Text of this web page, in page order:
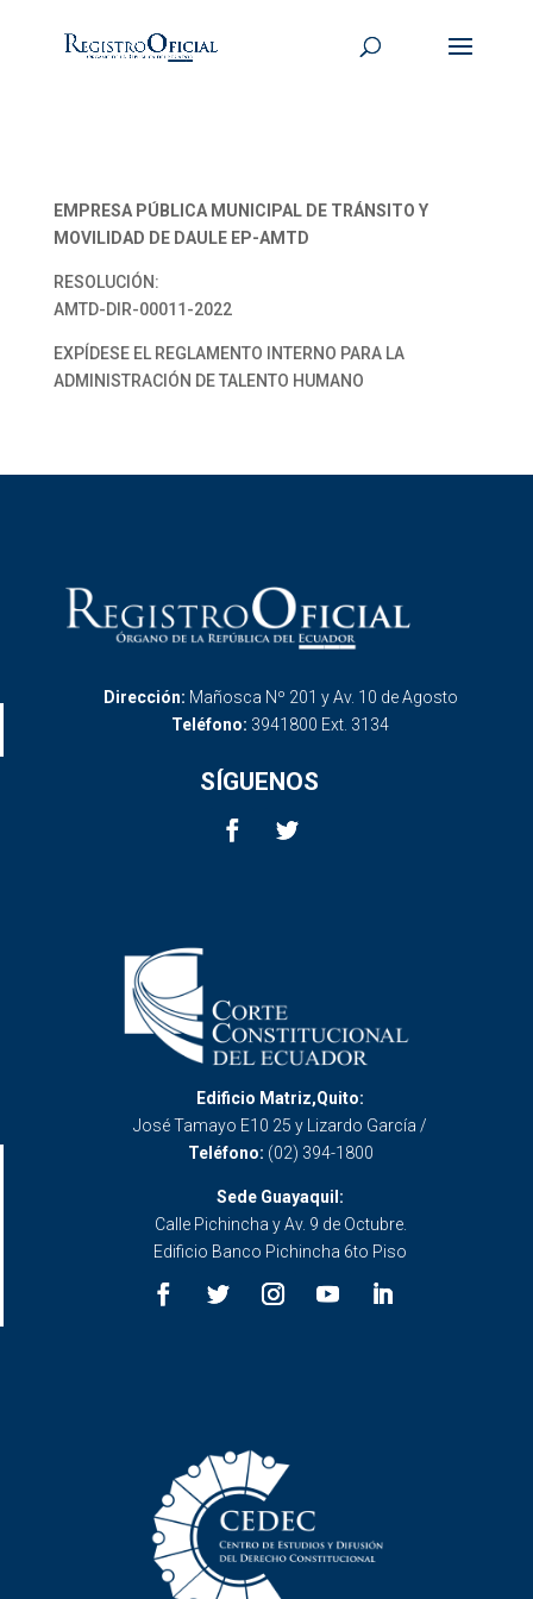
EMPRESA PÚBLICA MUNICIPAL DE TRÁNSITO Y
MOVILIDAD DE DAULE EP-AMTD
RESOLUCIÓN:
AMTD-DIR-00011-2022
EXPÍDESE EL REGLAMENTO INTERNO PARA LA
ADMINISTRACIÓN DE TALENTO HUMANO
Dirección: Mañosca Nº 201 y Av. 10 de Agosto
Teléfono: 3941800 Ext. 3134
SÍGUENOS
Edificio Matriz,Quito:
José Tamayo E10 25 y Lizardo García /
Teléfono: (02) 394-1800
Sede Guayaquil:
Calle Pichincha y Av. 9 de Octubre.
Edificio Banco Pichincha 6to Piso